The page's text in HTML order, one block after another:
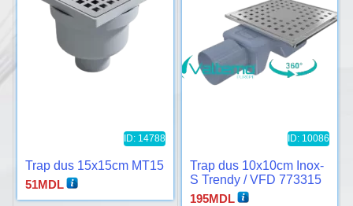
ID: 14788
Trap dus 15x15cm MT15
51MDL
ID: 10086
Trap dus 10x10cm Inox-
S Trendy / VFD 773315
195MDL